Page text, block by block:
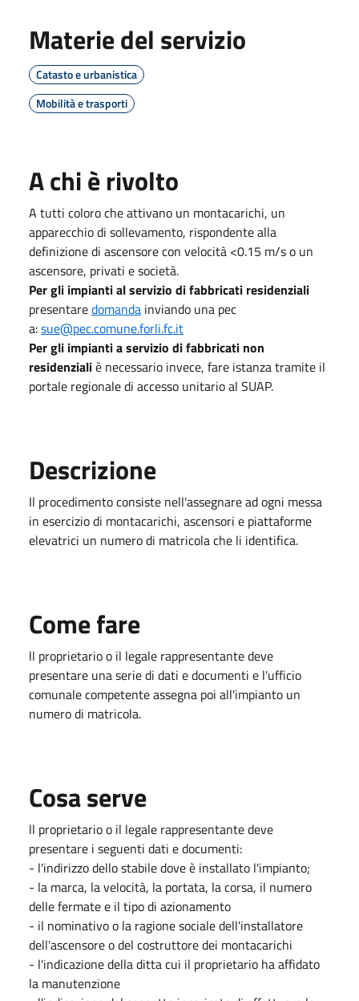
Materie del servizio
Catasto e urbanistica
Mobilità e trasporti
A chi è rivolto
A tutti coloro che attivano un montacarichi, un
apparecchio di sollevamento, rispondente alla
definizione di ascensore con velocità <0.15 m/s o un
ascensore, privati e società.
Per gli impianti al servizio di fabbricati residenziali
presentaredomanda inviando una pec
a:sue@pec.comune.forli.fc.it
Per gli impianti a servizio di fabbricati non
residenzialiè necessario invece, fare istanza tramite il
portale regionale di accesso unitario al SUAP.
Descrizione
Il procedimento consiste nell'assegnare ad ogni messa
in esercizio di montacarichi, ascensori e piattaforme
elevatrici un numero di matricola che li identifica.
Come fare
ll proprietario o il legale rappresentante deve
presentare una serie di dati e documenti e l'ufficio
comunale competente assegna poi all'impianto un
numero di matricola.
Cosa serve
ll proprietario o il legale rappresentante deve
presentare i seguenti dati e documenti:
- l'indirizzo dello stabile dove è installato l'impianto;
- la marca, la velocità, la portata, la corsa, il numero
delle fermate e il tipo di azionamento
- il nominativo o la ragione sociale dell'installatore
dell'ascensore o del costruttore dei montacarichi
- l'indicazione della ditta cui il proprietario ha affidato
la manutenzione